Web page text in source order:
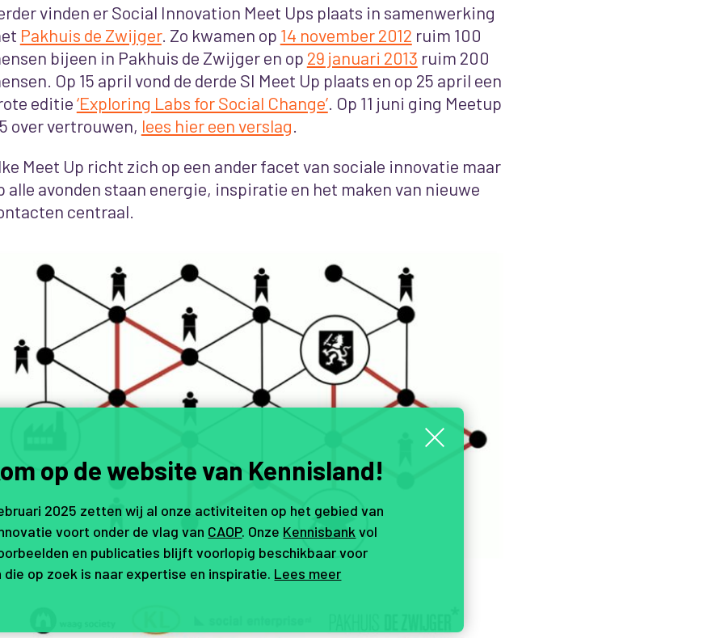
vinden er Social Innovation Meet Ups plaats in samenwerking
Pakhuis de Zwijger. Zo kwamen op 14 november 2012 ruim 100
bijeen in Pakhuis de Zwijger en op 29 januari 2013 ruim 200
Op 15 april vond de derde SI Meet Up plaats en op 25 april een
editie‘Exploring Labs for Social Change’. Op 11 juni ging Meetup
over vertrouwen, lees hier een verslag
Meet Up richt zich op een ander facet van sociale innovatie maar
alle avonden staan energie, inspiratie en het maken van nieuwe
centraal.
op de website van Kennisland!
2025 zetten wij al onze activiteiten op het gebied van
voort onder de vlag van CAOP. Onze Kennisbankvol
en publicaties blijft voorlopig beschikbaar voor
die op zoek is naar expertise en inspiratie. Lees meer